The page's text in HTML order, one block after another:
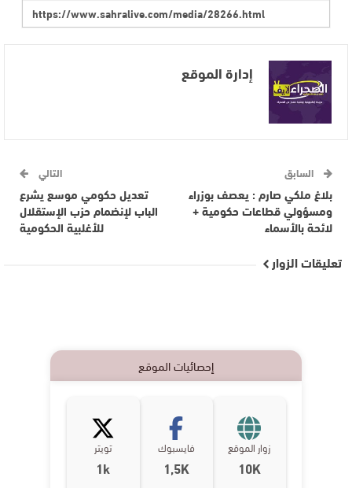
إدارة الموقع
السابق
بلاغ ملكي صارم : يعصف بوزراء
ومسؤولي قطاعات حكومية +
لائحة بالأسماء
التالي
تعديل حكومي موسع يشرع
الباب لإنضمام حزب الإستقلال
للأغلبية الحكومية
تعليقات الزوار
إحصائيات الموقع
زوار الموقع
10K
فايسبوك
1,5K
تويتر
1k